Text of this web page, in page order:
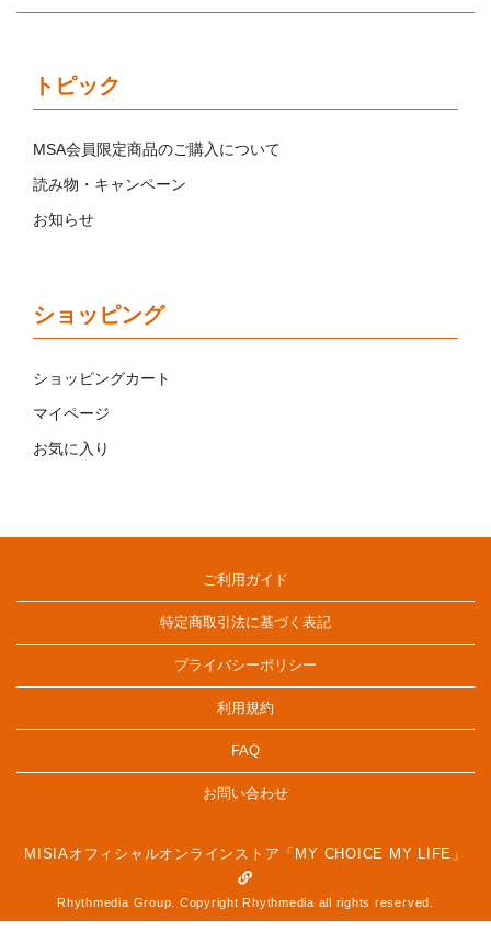
トピック
MSA会員限定商品のご購入について
読み物・キャンペーン
お知らせ
ショッピング
ショッピングカート
マイページ
お気に入り
ご利用ガイド
特定商取引法に基づく表記
プライバシーポリシー
利用規約
FAQ
お問い合わせ
MISIAオフィシャルオンラインストア「MY CHOICE MY LIFE」
Rhythmedia Group. Copyright Rhythmedia all rights reserved.